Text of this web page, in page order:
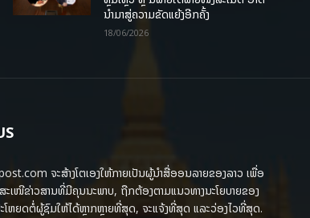
ນໍາມາສູ່ຄວາມຂັດແຍ້ງອີກຄັ້ງ
18/06/2026
ຈະສ້າງໂຕເອງໃຫ້ກາຍເປັນຜູ້ນຳສື່ອອນລາຍຂອງລາວ ເພື່ອ
ະເໜີຂ່າວສານທີ່ມີຄຸນນະພາບ, ຖືກຕ້ອງຕາມແນວທາງນະໂຍບາຍຂອງ
ຫຍດຕໍ່ຜູ້ຊົມໃຫ້ໄດ້ຫຼາກຫຼາຍທີ່ສຸດ, ຈະແຈ້ງທີ່ສຸດ ແລະວ່ອງໄວທີ່ສຸດ.